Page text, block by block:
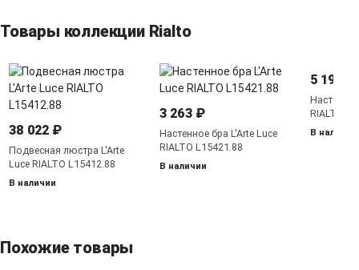
Товары коллекции Rialto
38 022 ₽
Подвесная люстра L'Arte
Luce RIALTO L15412.88
В наличии
3 263 ₽
Настенное бра L'Arte Luce
RIALTO L15421.88
В наличии
5 195 ₽
RIALTO
В наличии
Похожие товары